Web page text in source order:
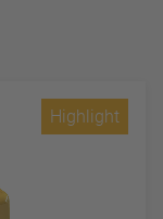
Highlight